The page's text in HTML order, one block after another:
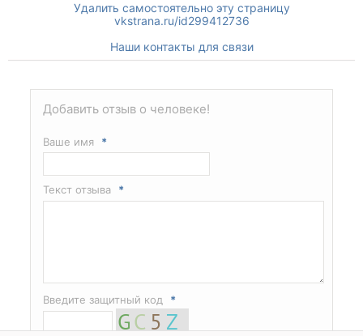
Удалить самостоятельно эту страницу
vkstrana.ru/id299412736
Наши контакты для связи
Добавить отзыв о человеке!
Ваше имя *
Текст отзыва *
Введите защитный код *